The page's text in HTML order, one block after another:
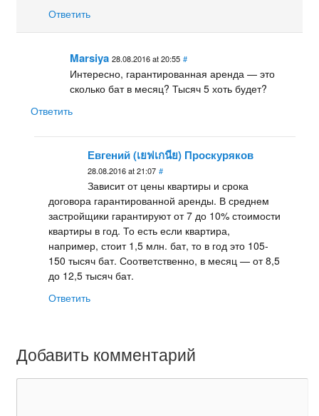
Ответить
Marsiya 28.08.2016 at 20:55 #
Интересно, гарантированная аренда — это
сколько бат в месяц? Тысяч 5 хоть будет?
Ответить
Евгений (เยฟเกนีย) Проскуряков
28.08.2016 at 21:07 #
Зависит от цены квартиры и срока
договора гарантированной аренды. В среднем
застройщики гарантируют от 7 до 10% стоимости
квартиры в год. То есть если квартира,
например, стоит 1,5 млн. бат, то в год это 105-
150 тысяч бат. Соответственно, в месяц — от 8,5
до 12,5 тысяч бат.
Ответить
Добавить комментарий